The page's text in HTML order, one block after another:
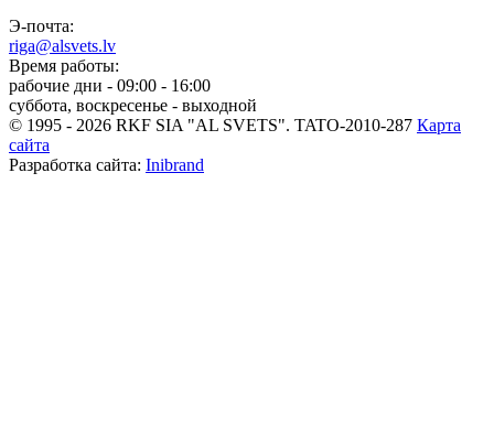
Э-почта:
riga@alsvets.lv
Время работы:
рабочие дни - 09:00 - 16:00
суббота, воскресенье - выходной
© 1995 - 2026 RKF SIA "AL SVETS". TATO-2010-287 Карта
сайта
Разработка сайта: Inibrand